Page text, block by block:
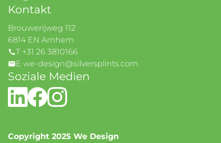
Kontakt
Brouwerijweg 112
6814 EN Arnhem
T +31 26 3810166
E we-design@silversplints.com
Soziale Medien
Copyright 2025 We Design